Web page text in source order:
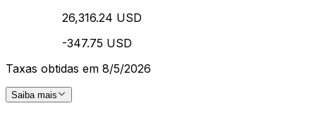
26,316.24 USD
-347.75 USD
Taxas obtidas em 8/5/2026
Saiba mais